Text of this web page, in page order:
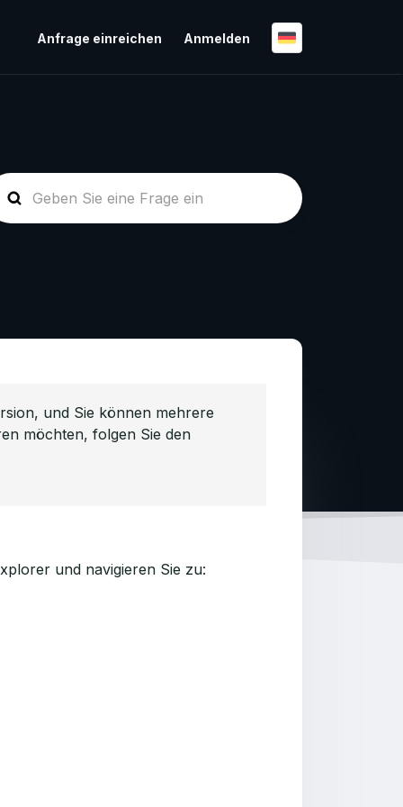
Anfrage einreichen Anmelden
und Sie können mehrere
möchten, folgen Sie den
und navigieren Sie zu: